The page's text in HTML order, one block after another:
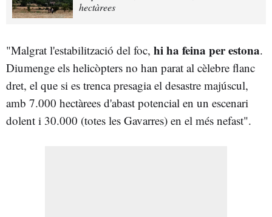
hectàrees
"Malgrat l'estabilització del foc, hi ha feina per estona.
Diumenge els helicòpters no han parat al cèlebre flanc
dret, el que si es trenca presagia el desastre majúscul,
amb 7.000 hectàrees d'abast potencial en un escenari
dolent i 30.000 (totes les Gavarres) en el més nefast".